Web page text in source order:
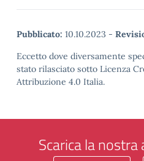
Pubblicato: 10.10.2023 -
Eccetto dove diversamente
stato rilasciato sotto Licenza
Attribuzione 4.0 Italia.
Scarica la